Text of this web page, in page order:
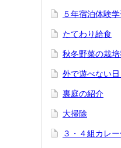
５年宿泊体験
たてわり給食
秋冬野菜の栽
外で遊べない日
裏庭の紹介
大掃除
３・４組カレー